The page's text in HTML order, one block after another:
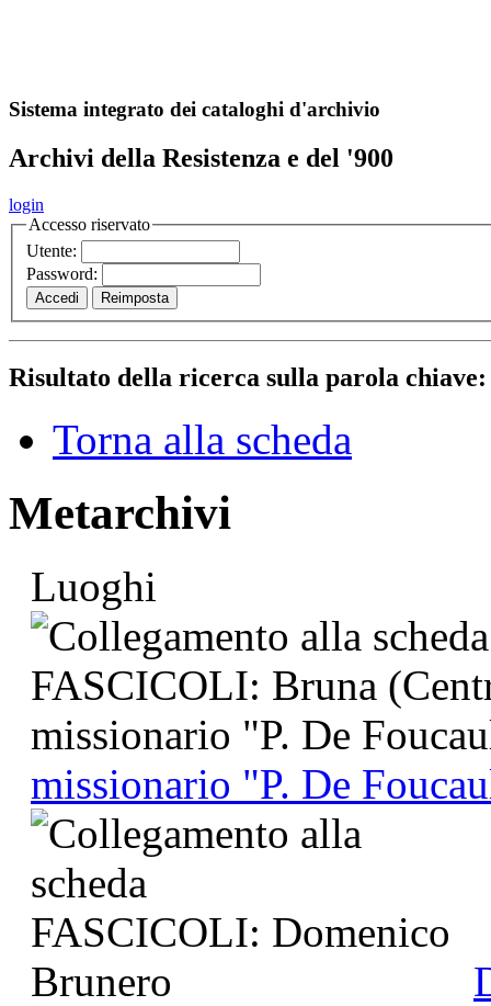
Sistema integrato dei cataloghi d'archivio
Archivi della Resistenza e del '900
login
Accesso riservato
Utente:
Password:
Risultato della ricerca sulla parola
Torna alla scheda
Metarchivi
Luoghi
missionario "P. De